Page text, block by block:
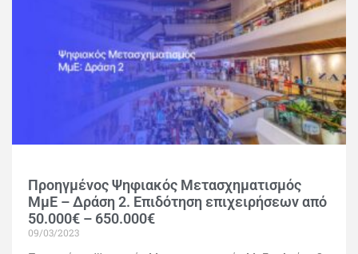
Προηγμένος Ψηφιακός Μετασχηματισμός
ΜμΕ – Δράση 2. Επιδότηση επιχειρήσεων από
50.000€ – 650.000€
09/03/2023